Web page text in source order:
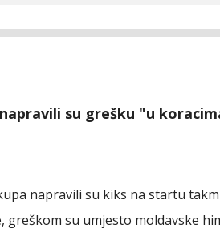
su grešku "u
napravili su kiks na startu
greškom su umjesto moldavske